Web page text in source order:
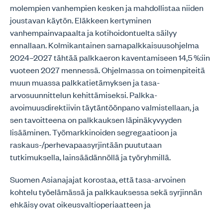
molempien vanhempien kesken ja mahdollistaa niiden
joustavan käytön. Eläkkeen kertyminen
vanhempainvapaalta ja kotihoidontuelta säilyy
ennallaan. Kolmikantainen samapalkkaisuusohjelma
2024–2027 tähtää palkkaeron kaventamiseen 14,5 %:iin
vuoteen 2027 mennessä. Ohjelmassa on toimenpiteitä
muun muassa palkkatietämyksen ja tasa-
arvosuunnittelun kehittämiseksi. Palkka-
avoimuusdirektiivin täytäntöönpano valmistellaan, ja
sen tavoitteena on palkkauksen läpinäkyvyyden
lisääminen. Työmarkkinoiden segregaatioon ja
raskaus-/perhevapaasyrjintään puututaan
tutkimuksella, lainsäädännöllä ja työryhmillä.
Suomen Asianajajat korostaa, että tasa-arvoinen
kohtelu työelämässä ja palkkauksessa sekä syrjinnän
ehkäisy ovat oikeusvaltioperiaatteen ja